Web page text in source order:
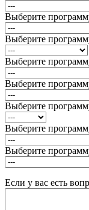
Выберите
Выберите
Выберите
Выберите
Выберите
Выберите
Выберите
Если у вас есть